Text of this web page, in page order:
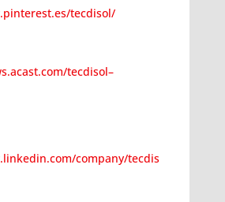
tecdisol/
tecdisol–
company/tecdis